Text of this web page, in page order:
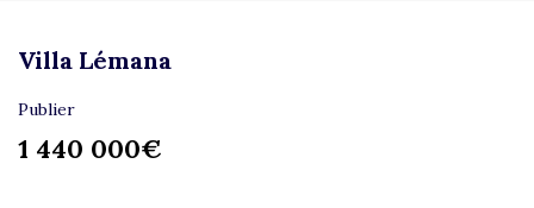
Villa Lémana
Publier
1 440 000€